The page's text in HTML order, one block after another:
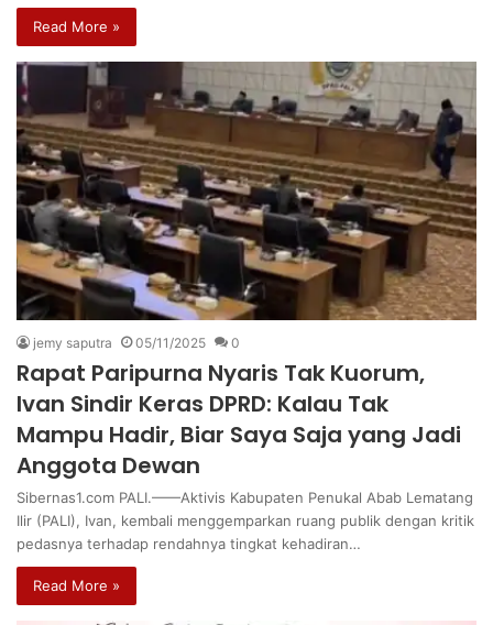
Read More »
jemy saputra 05/11/2025 0
Rapat Paripurna Nyaris Tak Kuorum,
Ivan Sindir Keras DPRD: Kalau Tak
Mampu Hadir, Biar Saya Saja yang Jadi
Anggota Dewan
Sibernas1.com PALI.——Aktivis Kabupaten Penukal Abab Lematang
Ilir (PALI), Ivan, kembali menggemparkan ruang publik dengan kritik
pedasnya terhadap rendahnya tingkat kehadiran…
Read More »